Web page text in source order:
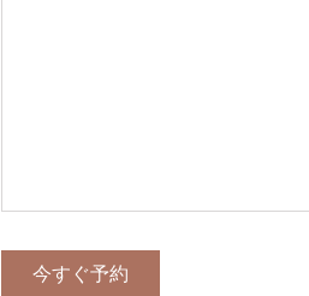
今すぐ予約